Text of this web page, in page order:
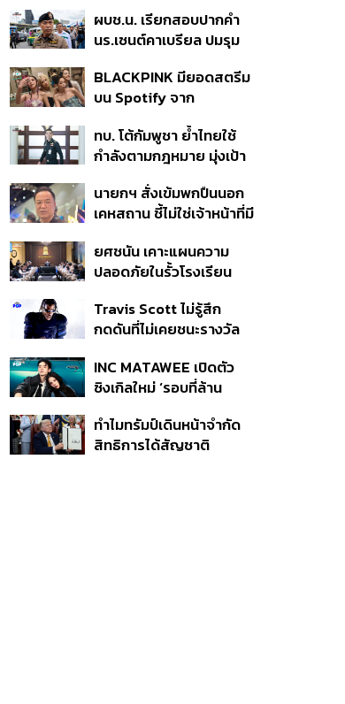
ถามมีต่อไหม นายกฯ ตอบ
‘เดี๋ยวจะพยายาม’
ผบช.น. เรียกสอบปากคำ
นร.เซนต์คาเบรียล ปมรุม
ดำเนินคดีแล้ว
BLACKPINK มียอดสตรีม
บน Spotify จาก
ครั้ง ตลอด 10 ปีที่ผ่านมา
ทบ. โต้กัมพูชา ย้ำไทยใช้
กำลังตามกฎหมาย มุ่งเป้า
หายไทยไม่อาจลบด้วย
ข้อมูลบิดเบือน
นายกฯ สั่งเข้มพกปืนนอก
เคหสถาน ชี้ไม่ใช่เจ้าหน้าที่มี
ก่อเหตุ เจ้าของร่วมรับผิด
ยศชนัน เคาะแผนความ
ปลอดภัยในรั้วโรงเรียน
ดูแล-คุมเข้มคัดกรองสิ่ง
ผิดกฎหมาย
Travis Scott ไม่รู้สึก
กดดันที่ไม่เคยชนะรางวัล
แล้ว 10 ครั้ง
INC MATAWEE เปิดตัว
ซิงเกิลใหม่ ‘รอบที่ล้าน
มาแสดงในมิวสิกวิดีโอ
ทำไมทรัมป์เดินหน้าจำกัด
สิทธิการได้สัญชาติ